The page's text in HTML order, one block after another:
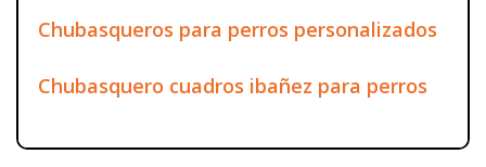
Chubasqueros para perros personalizados
Chubasquero cuadros ibañez para perros